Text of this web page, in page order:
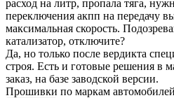
расход на литр, пропала тяга,
переключения акпп на передачу
максимальная скорость.
катализатор, отключите?
Да, но только после вердикта
строя. Есть и готовые решения в
заказ, на базе заводской версии.
Прошивки по маркам автомобилей